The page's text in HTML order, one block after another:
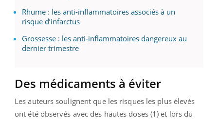
Rhume : les anti-inflammatoires associés à un
risque d’infarctus
Grossesse : les anti-inflammatoires dangereux au
dernier trimestre
Des médicaments à éviter
Les auteurs soulignent que les risques les plus élevés
ont été observés avec des hautes doses (1) et lors du